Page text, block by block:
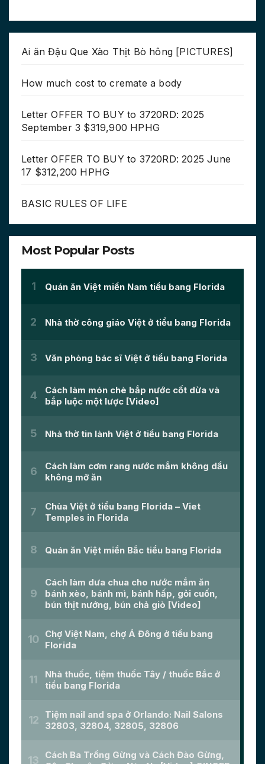
Ai ăn Đậu Que Xào Thịt Bò hông [PICTURES]
How much cost to cremate a body
Letter OFFER TO BUY to 3720RD: 2025
September 3 $319,900 HPHG
Letter OFFER TO BUY to 3720RD: 2025 June
17 $312,200 HPHG
BASIC RULES OF LIFE
Most Popular Posts